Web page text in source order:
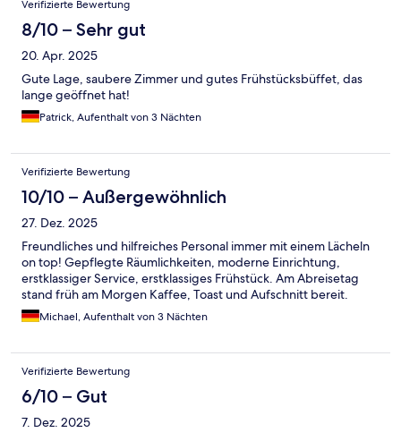
Verifizierte Bewertung
8/10 – Sehr gut
20. Apr. 2025
Gute Lage, saubere Zimmer und gutes Frühstücksbüffet, das
lange geöffnet hat!
Patrick, Aufenthalt von 3 Nächten
Verifizierte Bewertung
10/10 – Außergewöhnlich
27. Dez. 2025
Freundliches und hilfreiches Personal immer mit einem Lächeln
on top! Gepflegte Räumlichkeiten, moderne Einrichtung,
erstklassiger Service, erstklassiges Frühstück. Am Abreisetag
stand früh am Morgen Kaffee, Toast und Aufschnitt bereit.
Michael, Aufenthalt von 3 Nächten
Verifizierte Bewertung
6/10 – Gut
7. Dez. 2025